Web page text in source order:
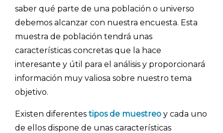
saber qué parte de una población o universo
debemos alcanzar con nuestra encuesta. Esta
muestra de población tendrá unas
características concretas que la hace
interesante y útil para el análisis y proporcionará
información muy valiosa sobre nuestro tema
objetivo.
Existen diferentes tipos de muestreo y cada uno
de ellos dispone de unas características